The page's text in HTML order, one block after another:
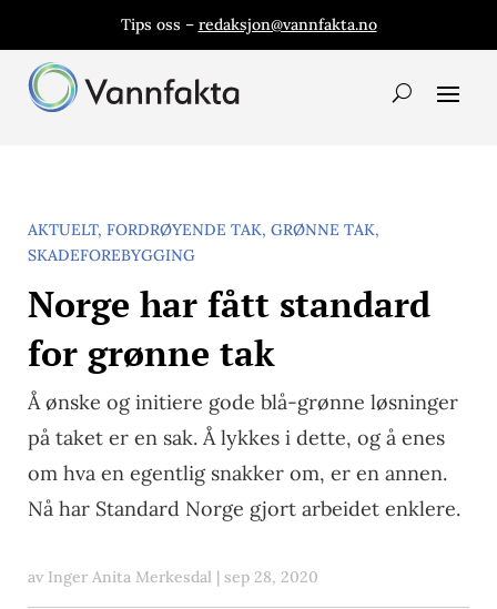
Tips oss – redaksjon@vannfakta.no
AKTUELT, FORDRØYENDE TAK, GRØNNE TAK,
SKADEFOREBYGGING
Norge har fått standard
for grønne tak
Å ønske og initiere gode blå-grønne løsninger
på taket er en sak. Å lykkes i dette, og å enes
om hva en egentlig snakker om, er en annen.
Nå har Standard Norge gjort arbeidet enklere.
av Inger Anita Merkesdal | sep 28, 2020